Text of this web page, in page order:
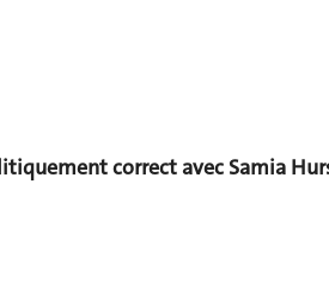
correct avec Samia